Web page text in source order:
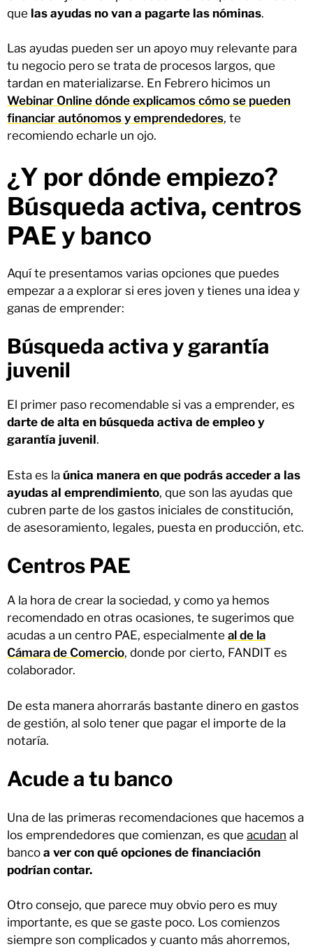
que las ayudas no van a pagarte las nóminas.
Las ayudas pueden ser un apoyo muy relevante para
tu negocio pero se trata de procesos largos, que
tardan en materializarse. En Febrero hicimos un
Webinar Online dónde explicamos cómo se pueden
financiar autónomos y emprendedores, te
recomiendo echarle un ojo.
¿Y por dónde empiezo?
Búsqueda activa, centros
PAE y banco
Aquí te presentamos varias opciones que puedes
empezar a a explorar si eres joven y tienes una idea y
ganas de emprender:
Búsqueda activa y garantía
juvenil
El primer paso recomendable si vas a emprender, es
darte de alta en búsqueda activa de empleo y
garantía juvenil.
Esta es la única manera en que podrás acceder a las
ayudas al emprendimiento, que son las ayudas que
cubren parte de los gastos iniciales de constitución,
de asesoramiento, legales, puesta en producción, etc.
Centros PAE
A la hora de crear la sociedad, y como ya hemos
recomendado en otras ocasiones, te sugerimos que
acudas a un centro PAE, especialmente al de la
Cámara de Comercio, donde por cierto, FANDIT es
colaborador.
De esta manera ahorrarás bastante dinero en gastos
de gestión, al solo tener que pagar el importe de la
notaría.
Acude a tu banco
Una de las primeras recomendaciones que hacemos a
los emprendedores que comienzan, es que acudan al
banco a ver con qué opciones de financiación
podrían contar.
Otro consejo, que parece muy obvio pero es muy
importante, es que se gaste poco. Los comienzos
siempre son complicados y cuanto más ahorremos,